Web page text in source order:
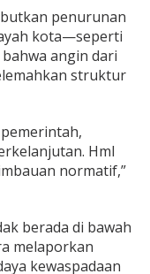
penurunan
kota—seperti
angin dari
struktur
HmI
normatif,”
berada di bawah
melaporkan
kewaspadaan